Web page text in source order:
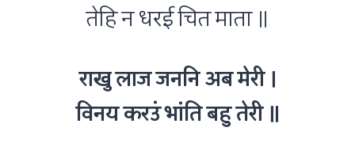
तेहि न धरई चित माता ॥
राखु लाज जननि अब मेरी ।
विनय करउं भांति बहु तेरी ॥